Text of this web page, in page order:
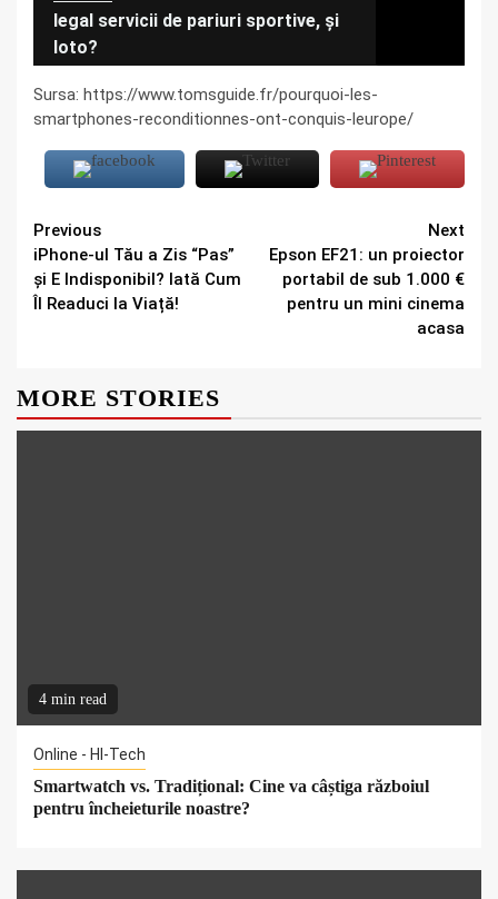
legal servicii de pariuri sportive, și
loto?
Sursa: https://www.tomsguide.fr/pourquoi-les-
smartphones-reconditionnes-ont-conquis-leurope/
Continue
Reading
Previous
iPhone-ul Tău a Zis “Pas”
și E Indisponibil? Iată Cum
Îl Readuci la Viață!
Next
Epson EF21: un proiector
portabil de sub 1.000 €
pentru un mini cinema
acasa
MORE STORIES
4 min read
Online - HI-Tech
Smartwatch vs. Tradițional: Cine va câștiga războiul
pentru încheieturile noastre?